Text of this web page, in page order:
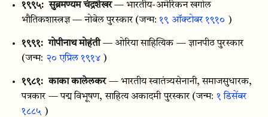
१९९५: सुब्रमण्यम चंद्रशेखर — भारतीय-अमेरिकन खगोल
भौतिकशास्त्रज्ञ — नोबेल पुरस्कार (जन्म:१९ ऑक्टोबर १९१० )
१९९१: गोपीनाथ मोहंती — ओरिया साहित्यिक — ज्ञानपीठ पुरस्कार
(जन्म: २० एप्रिल १९१४)
१९८१: काका कालेलकर — भारतीय स्वातंत्र्यसेनानी, समाजसुधारक,
पत्रकार — पद्म विभूषण, साहित्य अकादमी पुरस्कार (जन्म: १ डिसेंबर
१८८५ )